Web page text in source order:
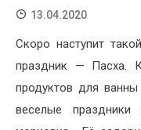
13.04.2020
Скоро наступит
праздник — Пасха.
продуктов для
веселые